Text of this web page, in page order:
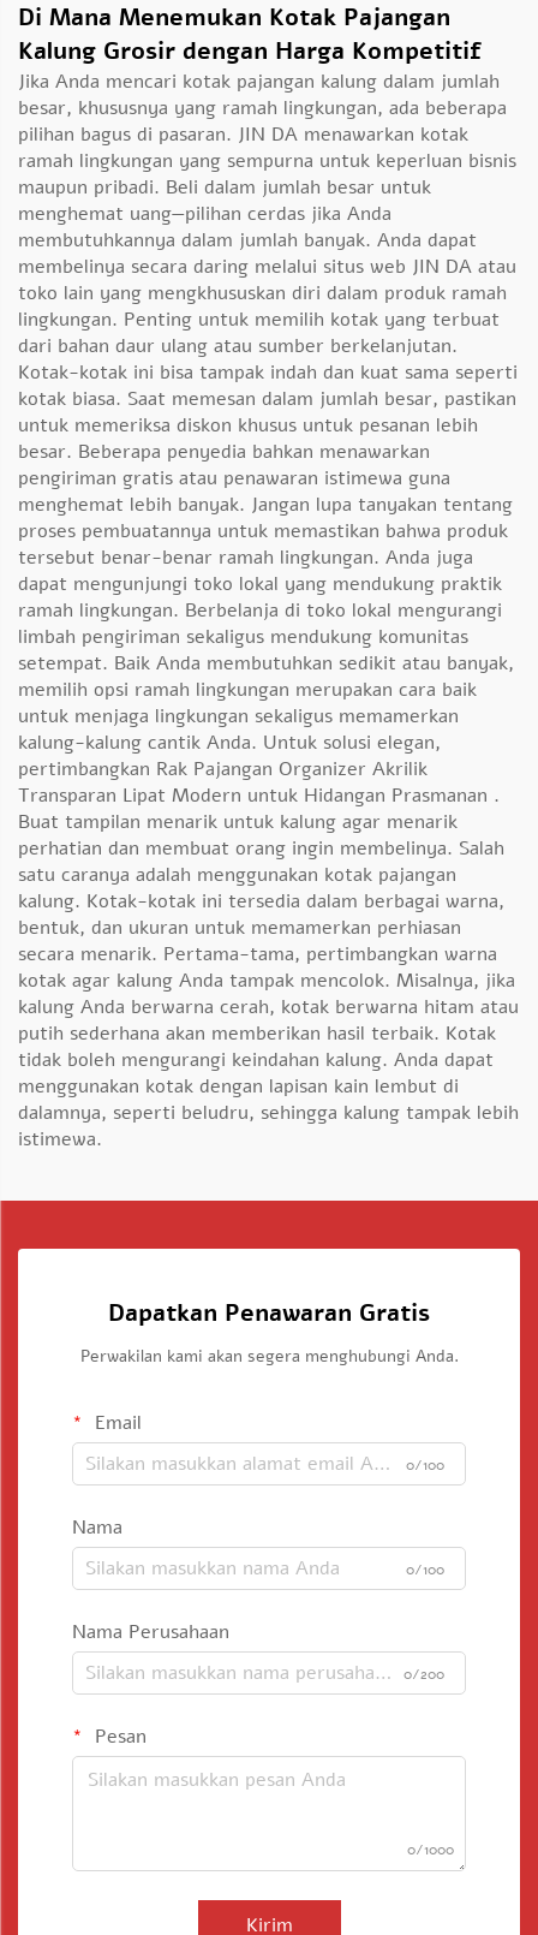
Di Mana Menemukan Kotak Pajangan
Kalung Grosir dengan Harga Kompetitif
Jika Anda mencari kotak pajangan kalung dalam jumlah
besar, khususnya yang ramah lingkungan, ada beberapa
pilihan bagus di pasaran. JIN DA menawarkan kotak
ramah lingkungan yang sempurna untuk keperluan bisnis
maupun pribadi. Beli dalam jumlah besar untuk
menghemat uang—pilihan cerdas jika Anda
membutuhkannya dalam jumlah banyak. Anda dapat
membelinya secara daring melalui situs web JIN DA atau
toko lain yang mengkhususkan diri dalam produk ramah
lingkungan. Penting untuk memilih kotak yang terbuat
dari bahan daur ulang atau sumber berkelanjutan.
Kotak-kotak ini bisa tampak indah dan kuat sama seperti
kotak biasa. Saat memesan dalam jumlah besar, pastikan
untuk memeriksa diskon khusus untuk pesanan lebih
besar. Beberapa penyedia bahkan menawarkan
pengiriman gratis atau penawaran istimewa guna
menghemat lebih banyak. Jangan lupa tanyakan tentang
proses pembuatannya untuk memastikan bahwa produk
tersebut benar-benar ramah lingkungan. Anda juga
dapat mengunjungi toko lokal yang mendukung praktik
ramah lingkungan. Berbelanja di toko lokal mengurangi
limbah pengiriman sekaligus mendukung komunitas
setempat. Baik Anda membutuhkan sedikit atau banyak,
memilih opsi ramah lingkungan merupakan cara baik
untuk menjaga lingkungan sekaligus memamerkan
kalung-kalung cantik Anda. Untuk solusi elegan,
pertimbangkan Rak Pajangan Organizer Akrilik
Transparan Lipat Modern untuk Hidangan Prasmanan .
Buat tampilan menarik untuk kalung agar menarik
perhatian dan membuat orang ingin membelinya. Salah
satu caranya adalah menggunakan kotak pajangan
kalung. Kotak-kotak ini tersedia dalam berbagai warna,
bentuk, dan ukuran untuk memamerkan perhiasan
secara menarik. Pertama-tama, pertimbangkan warna
kotak agar kalung Anda tampak mencolok. Misalnya, jika
kalung Anda berwarna cerah, kotak berwarna hitam atau
putih sederhana akan memberikan hasil terbaik. Kotak
tidak boleh mengurangi keindahan kalung. Anda dapat
menggunakan kotak dengan lapisan kain lembut di
dalamnya, seperti beludru, sehingga kalung tampak lebih
istimewa.
Dapatkan Penawaran Gratis
Perwakilan kami akan segera menghubungi Anda.
Email
0/100
Nama
0/100
Nama Perusahaan
0/200
Pesan
0/1000
Kirim